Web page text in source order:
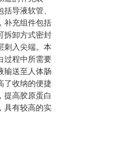
导液软管、
补充组件包括
拆卸方式密封
刺入尖端。本
过程中所需要
输送至人体肠
了收纳的便捷
提高胶原蛋白
具有较高的实